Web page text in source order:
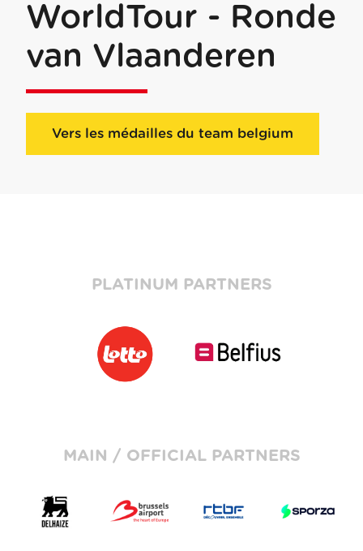
WorldTour - Ronde
van Vlaanderen
Vers les médailles du team belgium
PLATINUM PARTNERS
MAIN / OFFICIAL PARTNERS